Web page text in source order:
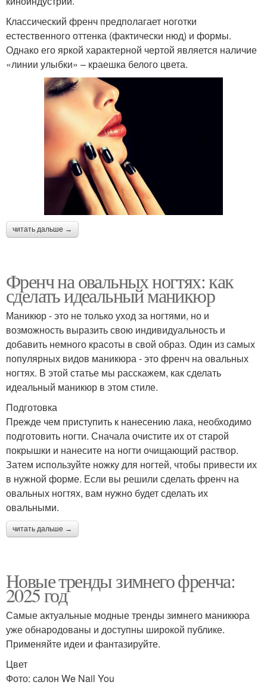
Классический френч предполагает ноготки
естественного оттенка (фактически нюд) и формы.
Однако его яркой характерной чертой является наличие
«линии улыбки» – краешка белого цвета.
читать дальше →
Френч на овальных ногтях: как
сделать идеальный маникюр
Маникюр - это не только уход за ногтями, но и
возможность выразить свою индивидуальность и
добавить немного красоты в свой образ. Один из самых
популярных видов маникюра - это френч на овальных
ногтях. В этой статье мы расскажем, как сделать
идеальный маникюр в этом стиле.
Подготовка
Прежде чем приступить к нанесению лака, необходимо
подготовить ногти. Сначала очистите их от старой
покрышки и нанесите на ногти очищающий раствор.
Затем используйте ножку для ногтей, чтобы привести их
в нужной форме. Если вы решили сделать френч на
овальных ногтях, вам нужно будет сделать их
овальными.
читать дальше →
Новые тренды зимнего френча:
2025 год
Самые актуальные модные тренды зимнего маникюра
уже обнародованы и доступны широкой публике.
Применяйте идеи и фантазируйте.
Цвет
Фото: салон We Nail You